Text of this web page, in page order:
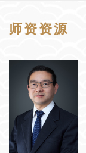
师资资源